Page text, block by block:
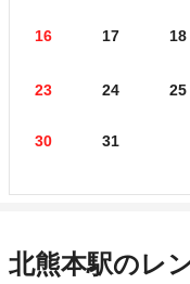
16 17 18
23 24 25
30 31
北熊本駅のレ